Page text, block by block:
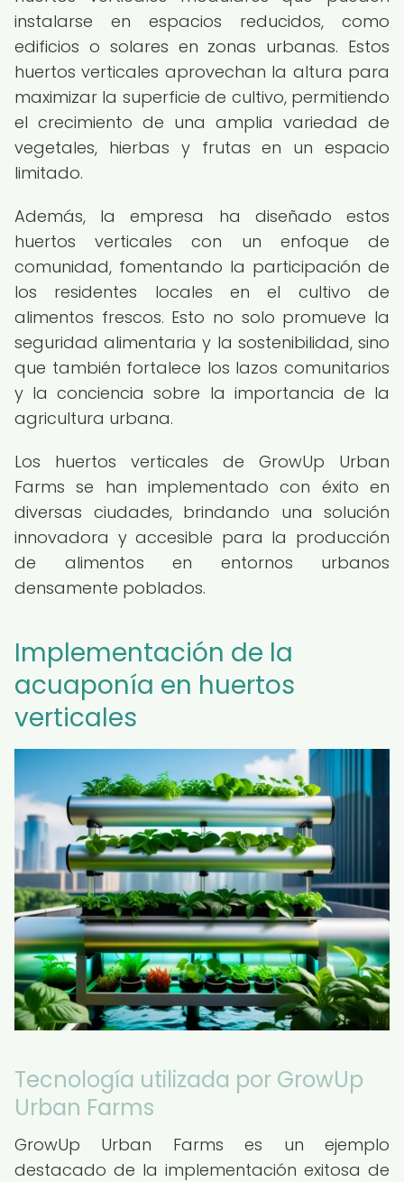
instalarse en espacios reducidos, como
edificios o solares en zonas urbanas. Estos
huertos verticales aprovechan la altura para
maximizar la superficie de cultivo, permitiendo
el crecimiento de una amplia variedad de
vegetales, hierbas y frutas en un espacio
limitado.
Además, la empresa ha diseñado estos
huertos verticales con un enfoque de
comunidad, fomentando la participación de
los residentes locales en el cultivo de
alimentos frescos. Esto no solo promueve la
seguridad alimentaria y la sostenibilidad, sino
que también fortalece los lazos comunitarios
y la conciencia sobre la importancia de la
agricultura urbana.
Los huertos verticales de GrowUp Urban
Farms se han implementado con éxito en
diversas ciudades, brindando una solución
innovadora y accesible para la producción
de alimentos en entornos urbanos
densamente poblados.
Implementación de la
acuaponía en huertos
verticales
Tecnología utilizada por GrowUp
Urban Farms
GrowUp Urban Farms es un ejemplo
destacado de la implementación exitosa de